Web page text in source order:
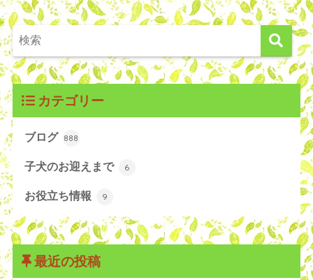
カテゴリー
ブログ 888
子犬のお迎えまで 6
お役立ち情報 9
最近の投稿